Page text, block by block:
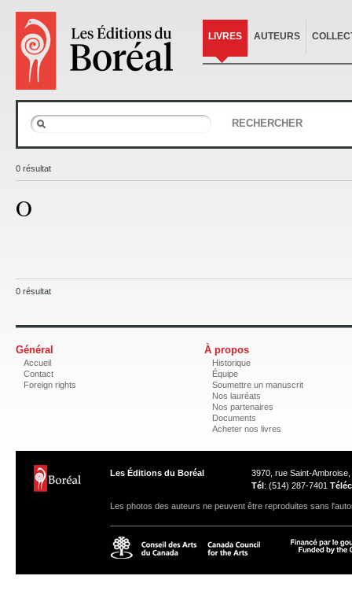
LIVRES AUTEURS
RECHERCHER
0 résultat
O
0 résultat
Général
Accueil
Contact
Foreign rights
À propos
Historique
Équipe
Soumettre un manuscrit
Nos lauréats
Nos partenaires
Documents
Acheter nos livres
Les Éditions du Boréal
3970, rue Saint-
Tél: (514) 287-7401 Téléc
Les photos des auteurs ne peuvent être reproduites sans